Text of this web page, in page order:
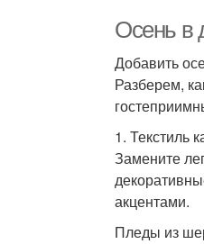
Осень в
Добавить
Разберем,
1. Текстиль
Замените
акцентами.
Пледы из